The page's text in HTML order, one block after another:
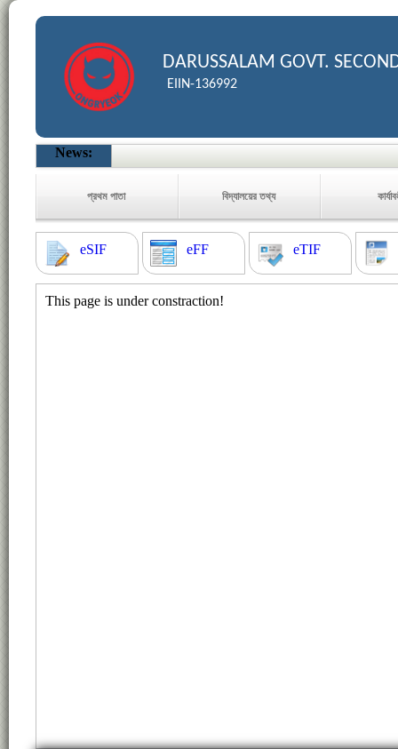
DARUSSALAM GOVT.
EIIN-136992
News:
প্রথম পাতা বিদ্যালয়ের তথ্য
eSIF eFF eTIF
This page is under constraction!